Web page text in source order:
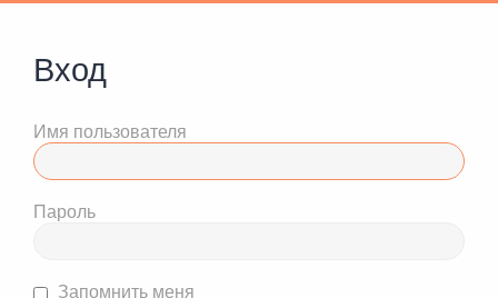
Вход
Имя пользователя
Пароль
Запомнить меня